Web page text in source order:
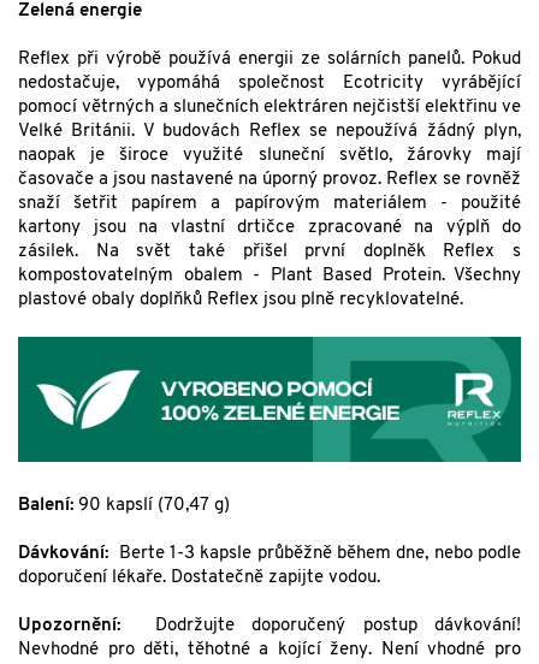
Zelená energie
Reflex při výrobě používá energii ze solárních panelů. Pokud
nedostačuje, vypomáhá společnost Ecotricity vyrábějící
pomocí větrných a slunečních elektráren nejčistší elektřinu ve
Velké Británii. V budovách Reflex se nepoužívá žádný plyn,
naopak je široce využité sluneční světlo, žárovky mají
časovače a jsou nastavené na úporný provoz. Reflex se rovněž
snaží šetřit papírem a papírovým materiálem - použité
kartony jsou na vlastní drtičce zpracované na výplň do
zásilek. Na svět také přišel první doplněk Reflex s
kompostovatelným obalem - Plant Based Protein. Všechny
plastové obaly doplňků Reflex jsou plně recyklovatelné.
Balení: 90 kapslí (70,47 g)
Dávkování:
Berte 1-3 kapsle průběžně během dne, nebo podle
doporučení lékaře. Dostatečně zapijte vodou.
Upozornění:
Dodržujte doporučený postup dávkování!
Nevhodné pro děti, těhotné a kojící ženy. Není vhodné pro